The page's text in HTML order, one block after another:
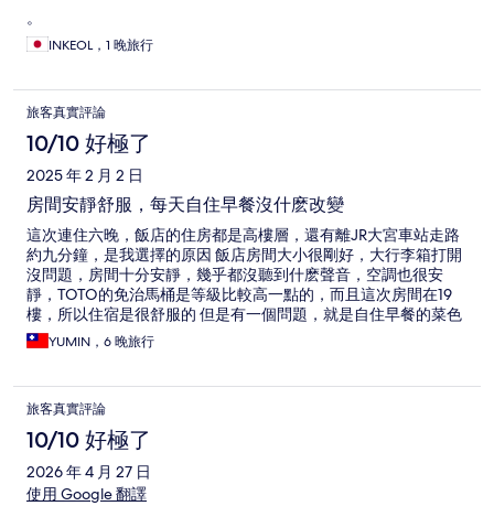
。
INKEOL，1 晚旅行
旅客真實評論
10/10 好極了
2025 年 2 月 2 日
房間安靜舒服，每天自住早餐沒什麽改變
這次連住六晚，飯店的住房都是高樓層，還有離JR大宮車站走路
約九分鐘，是我選擇的原因 飯店房間大小很剛好，大行李箱打開
沒問題，房間十分安靜，幾乎都沒聽到什麽聲音，空調也很安
靜，TOTO的免治馬桶是等級比較高一點的，而且這次房間在19
樓，所以住宿是很舒服的 但是有一個問題，就是自住早餐的菜色
雖然算是還不錯，但種類偏少，最大的問題是食物幾乎每天都一
樣，如果要連住好幾天，可能到第三天就膩了，尤其是有帶小孩
是飯店要改進的方向，不然要連住多天的客人應該會受不了
YUMIN，6 晚旅行
旅客真實評論
10/10 好極了
2026 年 4 月 27 日
使用 Google 翻譯